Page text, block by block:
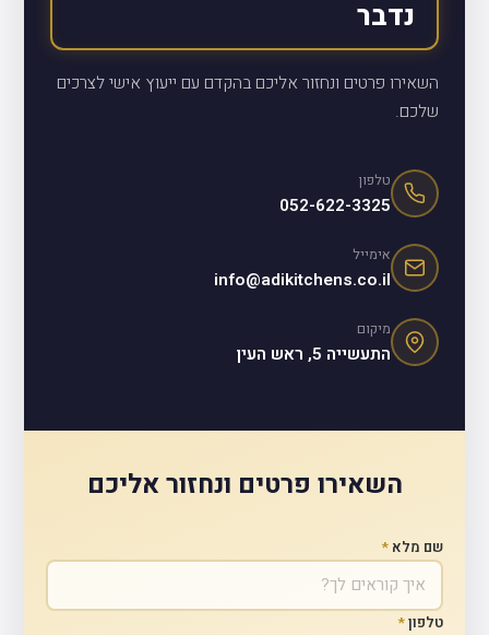
נדבר
השאירו פרטים ונחזור אליכם בהקדם עם ייעוץ אישי לצרכים
שלכם.
טלפון
052-622-3325
אימייל
info@adikitchens.co.il
מיקום
התעשייה 5, ראש העין
השאירו פרטים ונחזור אליכם
שם מלא*
טלפון*